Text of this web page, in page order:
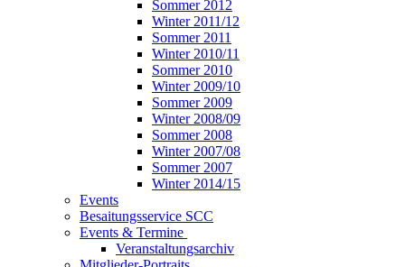
Sommer 2012
Winter 2011/12
Sommer 2011
Winter 2010/11
Sommer 2010
Winter 2009/10
Sommer 2009
Winter 2008/09
Sommer 2008
Winter 2007/08
Sommer 2007
Winter 2014/15
Events
Besaitungsservice SCC
Events & Termine
Veranstaltungsarchiv